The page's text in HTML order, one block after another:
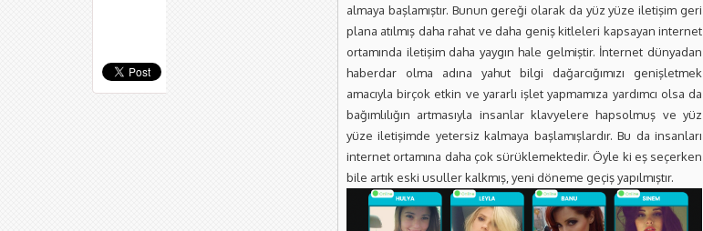
almaya başlamıştır. Bunun gereği olarak da yüz yüze iletişim geri
plana atılmış daha rahat ve daha geniş kitleleri kapsayan internet
ortamında iletişim daha yaygın hale gelmiştir. İnternet dünyadan
haberdar olma adına yahut bilgi dağarcığımızı genişletmek
amacıyla birçok etkin ve yararlı işlet yapmamıza yardımcı olsa da
bağımlılığın artmasıyla insanlar klavyelere hapsolmuş ve yüz
yüze iletişimde yetersiz kalmaya başlamışlardır. Bu da insanları
internet ortamına daha çok sürüklemektedir. Öyle ki eş seçerken
bile artık eski usuller kalkmış, yeni döneme geçiş yapılmıştır.